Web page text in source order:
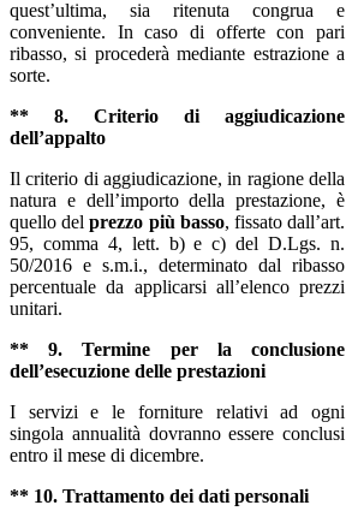
quest’ultima, sia ritenuta congrua e
conveniente. In caso di offerte con pari
ribasso, si procederà mediante estrazione a
sorte.
** 8. Criterio di aggiudicazione
dell’appalto
Il criterio di aggiudicazione, in ragione della
natura e dell’importo della prestazione, è
quello delprezzo più basso, fissato dall’art.
95, comma 4, lett. b) e c) del D.Lgs. n.
50/2016 e s.m.i., determinato dal ribasso
percentuale da applicarsi all’elenco prezzi
unitari.
** 9. Termine per la conclusione
dell’esecuzione delle prestazioni
I servizi e le forniture relativi ad ogni
singola annualità dovranno essere conclusi
entro il mese di dicembre.
** 10. Trattamento dei dati personali